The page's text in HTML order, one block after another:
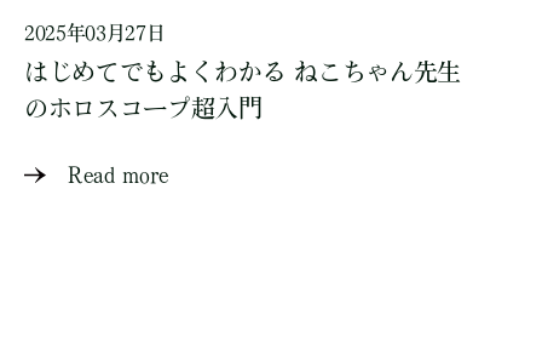
2025年03月27日
はじめてでもよくわかる ねこちゃん先生
のホロスコープ超入門
Read more